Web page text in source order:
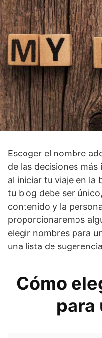
Escoger el nombre
de las decisiones
al iniciar tu viaje en la
tu blog debe ser
contenido y la
proporcionaremos
elegir nombres para
una lista de
Cómo
para